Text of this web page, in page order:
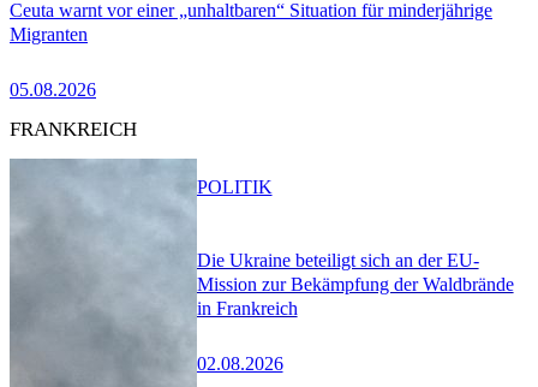
Ceuta warnt vor einer „unhaltbaren“ Situation für minderjährige
Migranten
05.08.2026
FRANKREICH
Die Ukraine beteiligt sich an der EU-
Mission zur Bekämpfung der Waldbrände
in Frankreich
02.08.2026
POLITIK